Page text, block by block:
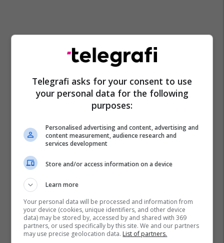
Telegrafi asks for your consent to use
your personal data for the following
purposes:
Personalised advertising and content, advertising and
content measurement, audience research and
services development
Store and/or access information on a device
Learn more
Your personal data will be processed and information from
your device (cookies, unique identifiers, and other device
data) may be stored by, accessed by and shared with 369
partners, or used specifically by this site. We and our partners
may use precise geolocation data. List of partners.